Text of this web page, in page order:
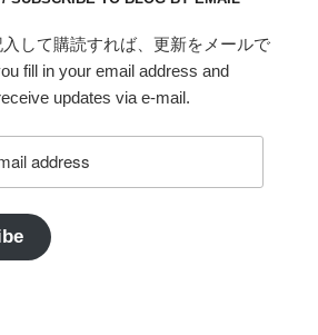
して購読すれば、更新をメールで
fill in your email address and
updates via e-mail.